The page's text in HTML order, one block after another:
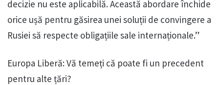
decizie nu este aplicabilă. Această abordare închide
orice ușă pentru găsirea unei soluții de convingere a
Rusiei să respecte obligațiile sale internaționale.”
Europa Liberă: Vă temeți că poate fi un precedent
pentru alte țări?